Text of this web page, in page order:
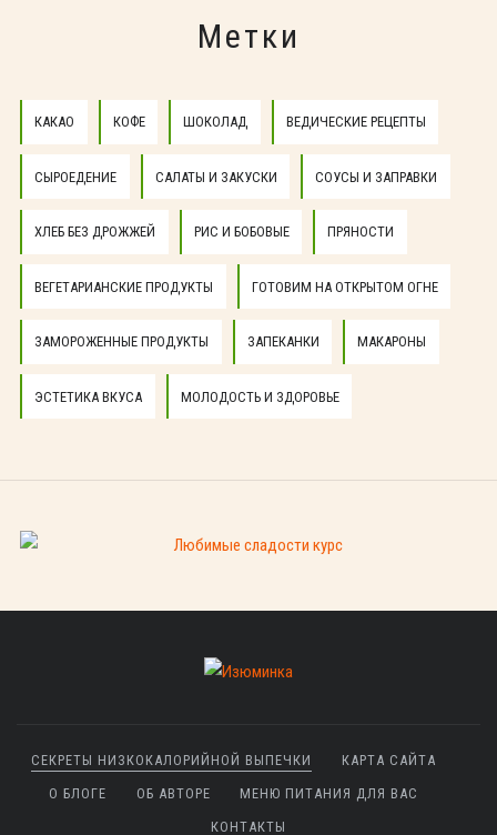
Метки
КАКАО КОФЕ ШОКОЛАД ВЕДИЧЕСКИЕ РЕЦЕПТЫ
СЫРОЕДЕНИЕ САЛАТЫ И ЗАКУСКИ СОУСЫ И ЗАПРАВКИ
ХЛЕБ БЕЗ ДРОЖЖЕЙ РИС И БОБОВЫЕ ПРЯНОСТИ
ВЕГЕТАРИАНСКИЕ ПРОДУКТЫ ГОТОВИМ НА ОТКРЫТОМ ОГНЕ
ЗАМОРОЖЕННЫЕ ПРОДУКТЫ ЗАПЕКАНКИ МАКАРОНЫ
ЭСТЕТИКА ВКУСА МОЛОДОСТЬ И ЗДОРОВЬЕ
СЕКРЕТЫ НИЗКОКАЛОРИЙНОЙ ВЫПЕЧКИ КАРТА САЙТА
О БЛОГЕ ОБ АВТОРЕ МЕНЮ ПИТАНИЯ ДЛЯ ВАС
КОНТАКТЫ